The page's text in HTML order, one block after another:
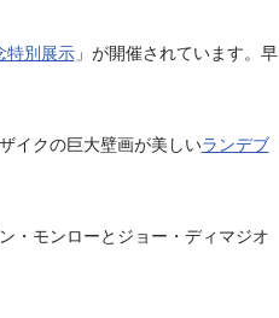
特別展示」が開催されています。早
イクの巨大壁画が美しいランデブ
・モンローとジョー・ディマジオ